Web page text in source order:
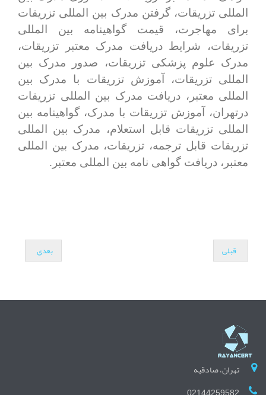
المللی تزریقات، گرفتن مدرک بین المللی تزریقات
برای مهاجرت، قیمت گواهینامه بین المللی
تزریقات، شرایط دریافت مدرک معتبر تزریقات،
مدرک علوم پزشکی تزریقات، صدور مدرک بین
المللی تزریقات، آموزش تزریقات با مدرک بین
المللی معتبر، دریافت مدرک بین المللی تزریقات
درتهران، آموزش تزریقات با مدرک، گواهینامه بین
المللی تزریقات قابل استعلام، مدرک بین المللی
تزریقات قابل ترجمه، تزریقات، مدرک بین المللی
معتبر، دریافت گواهی نامه بین المللی معتبر.
قبلی بعدی
تهران، صادقیه